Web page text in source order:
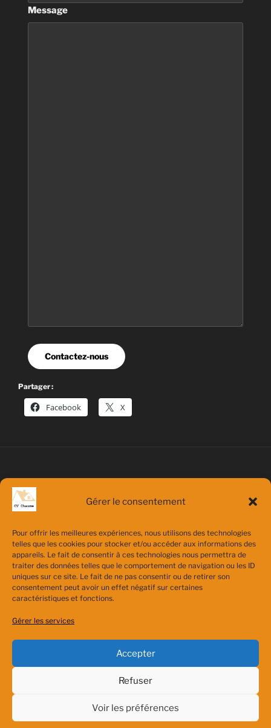
Gérer le consentement
Pour offrir les meilleures expériences, nous utilisons des technologies
telles que les cookies pour stocker et/ou accéder aux informations des
appareils. Le fait de consentir à ces technologies nous permettra de
traiter des données telles que le comportement de navigation ou les ID
uniques sur ce site. Le fait de ne pas consentir ou de retirer son
consentement peut avoir un effet négatif sur certaines
caractéristiques et fonctions.
Gérer les services
Accepter
Refuser
Voir les préférences
Message
Contactez-nous
Partager :
Facebook X
LOCALISATION
Adresse
Pierres 28130
À propos de Fièrement propulsé par WordPress